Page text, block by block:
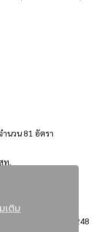
เติม
นวน 81 อัตรา
ท.
3248